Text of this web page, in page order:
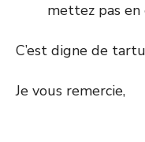
mettez pas
C’est digne de
Je vous remercie,